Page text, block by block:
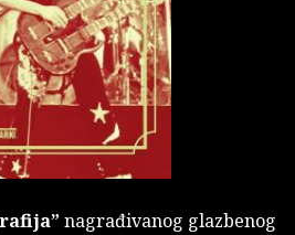
nagrađivanog glazbenog